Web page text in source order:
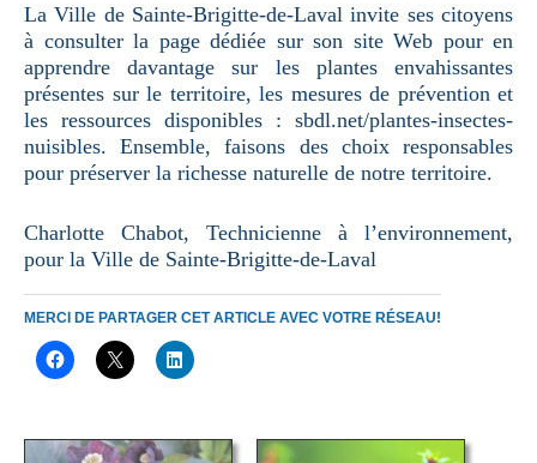
La Ville de Sainte-Brigitte-de-Laval invite ses citoyens
à consulter la page dédiée sur son site Web pour en
apprendre davantage sur les plantes envahissantes
présentes sur le territoire, les mesures de prévention et
les ressources disponibles : sbdl.net/plantes-insectes-
nuisibles. Ensemble, faisons des choix responsables
pour préserver la richesse naturelle de notre territoire.
Charlotte Chabot, Technicienne à l’environnement,
pour la Ville de Sainte-Brigitte-de-Laval
MERCI DE PARTAGER CET ARTICLE AVEC VOTRE RÉSEAU!